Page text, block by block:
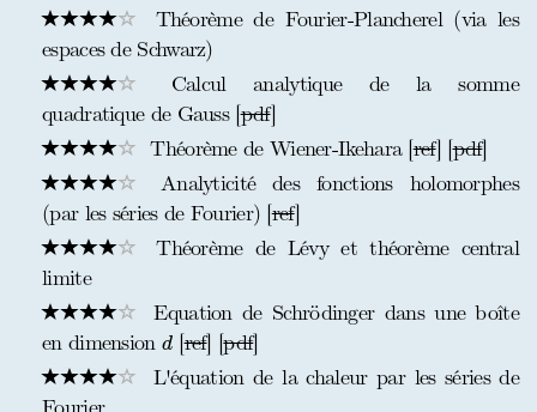
Théorème de Fourier-Plancherel (via les
espaces de Schwarz)
Calcul analytique de la somme
quadratique de Gauss [pdf]
Théorème de Wiener-Ikehara [ref] [pdf]
Analyticité des fonctions holomorphes
(par les séries de Fourier) [ref]
Théorème de Lévy et théorème central
limite
Equation de Schrödinger dans une boîte
en dimension d
d[ref] [pdf]
L'équation de la chaleur par les séries de